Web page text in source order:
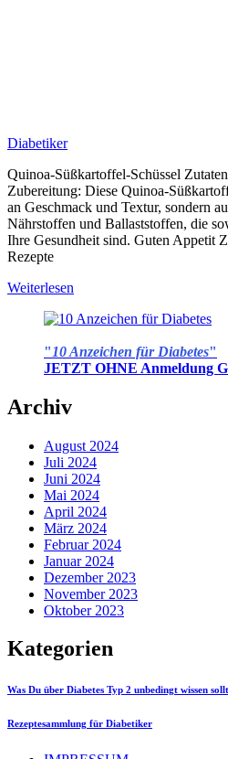
Diabetiker
Quinoa-Süßkartoffel-Schüssel
Zubereitung: Diese Quinoa-
an Geschmack und Textur, sondern
Nährstoffen und Ballaststoffen, die
Ihre Gesundheit sind. Guten Appetit
Rezepte
Weiterlesen
" 10 Anzeichen für Diabetes"
JETZT OHNE Anmeldung
Archiv
August 2024
Juli 2024
Juni 2024
Mai 2024
April 2024
März 2024
Februar 2024
Januar 2024
Dezember 2023
November 2023
Oktober 2023
Kategorien
Was Du über Diabetes Typ 2 unbedingt wissen
Rezeptesammlung für Diabetiker